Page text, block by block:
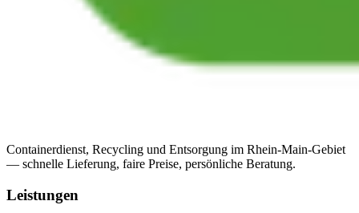
Containerdienst, Recycling und Entsorgung im Rhein-Main-Gebiet
— schnelle Lieferung, faire Preise, persönliche Beratung.
Leistungen